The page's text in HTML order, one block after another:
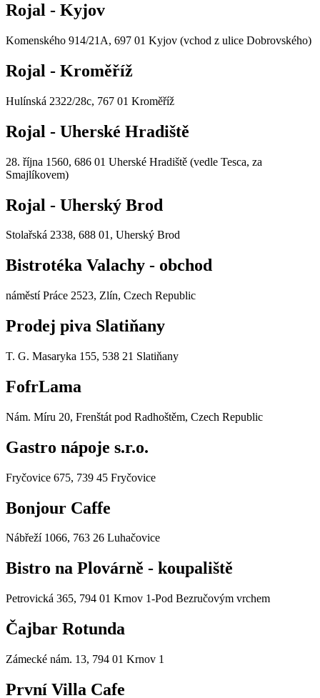
Rojal - Kyjov
Komenského 914/21A, 697 01 Kyjov (vchod z ulice Dobrovského)
Rojal - Kroměříž
Hulínská 2322/28c, 767 01 Kroměříž
Rojal - Uherské Hradiště
28. října 1560, 686 01 Uherské Hradiště (vedle Tesca, za
Smajlíkovem)
Rojal - Uherský Brod
Stolařská 2338, 688 01, Uherský Brod
Bistrotéka Valachy - obchod
náměstí Práce 2523, Zlín, Czech Republic
Prodej piva Slatiňany
T. G. Masaryka 155, 538 21 Slatiňany
FofrLama
Nám. Míru 20, Frenštát pod Radhoštěm, Czech Republic
Gastro nápoje s.r.o.
Fryčovice 675, 739 45 Fryčovice
Bonjour Caffe
Nábřeží 1066, 763 26 Luhačovice
Bistro na Plovárně - koupaliště
Petrovická 365, 794 01 Krnov 1-Pod Bezručovým vrchem
Čajbar Rotunda
Zámecké nám. 13, 794 01 Krnov 1
První Villa Cafe